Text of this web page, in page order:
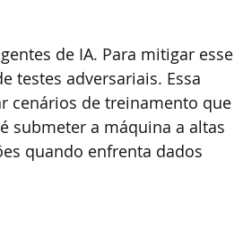
de IA. Para mitigar esse
testes adversariais. Essa
cenários de treinamento que
submeter a máquina a altas
quando enfrenta dados